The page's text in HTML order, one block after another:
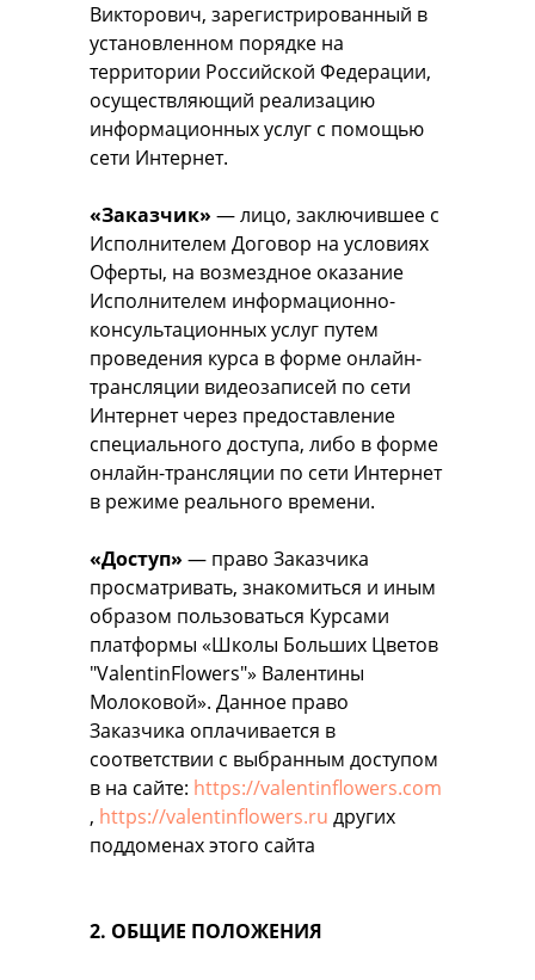
Викторович, зарегистрированный в
установленном порядке на
территории Российской Федерации,
осуществляющий реализацию
информационных услуг с помощью
сети Интернет.
«Заказчик» — лицо, заключившее с
Исполнителем Договор на условиях
Оферты, на возмездное оказание
Исполнителем информационно-
консультационных услуг путем
проведения курса в форме онлайн-
трансляции видеозаписей по сети
Интернет через предоставление
специального доступа, либо в форме
онлайн-трансляции по сети Интернет
в режиме реального времени.
«Доступ» — право Заказчика
просматривать, знакомиться и иным
образом пользоваться Курсами
платформы «Школы Больших Цветов
"ValentinFlowers"» Валентины
Молоковой». Данное право
Заказчика оплачивается в
соответствии с выбранным доступом
в на сайте: https://valentinflowers.com
, https://valentinflowers.ru других
поддоменах этого сайта
2. ОБЩИЕ ПОЛОЖЕНИЯ